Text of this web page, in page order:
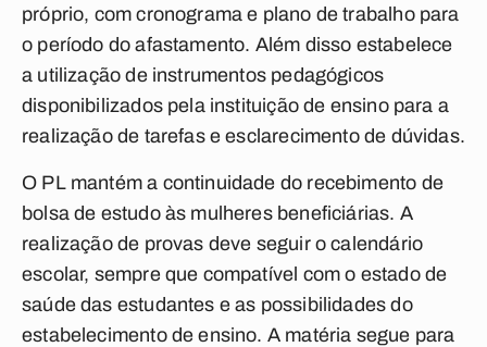
próprio, com cronograma e plano de trabalho para
o período do afastamento. Além disso estabelece
a utilização de instrumentos pedagógicos
disponibilizados pela instituição de ensino para a
realização de tarefas e esclarecimento de dúvidas.
O PL mantém a continuidade do recebimento de
bolsa de estudo às mulheres beneficiárias. A
realização de provas deve seguir o calendário
escolar, sempre que compatível com o estado de
saúde das estudantes e as possibilidades do
estabelecimento de ensino. A matéria segue para